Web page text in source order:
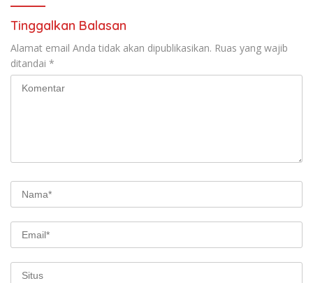
Tinggalkan Balasan
Alamat email Anda tidak akan dipublikasikan. Ruas yang wajib
ditandai *